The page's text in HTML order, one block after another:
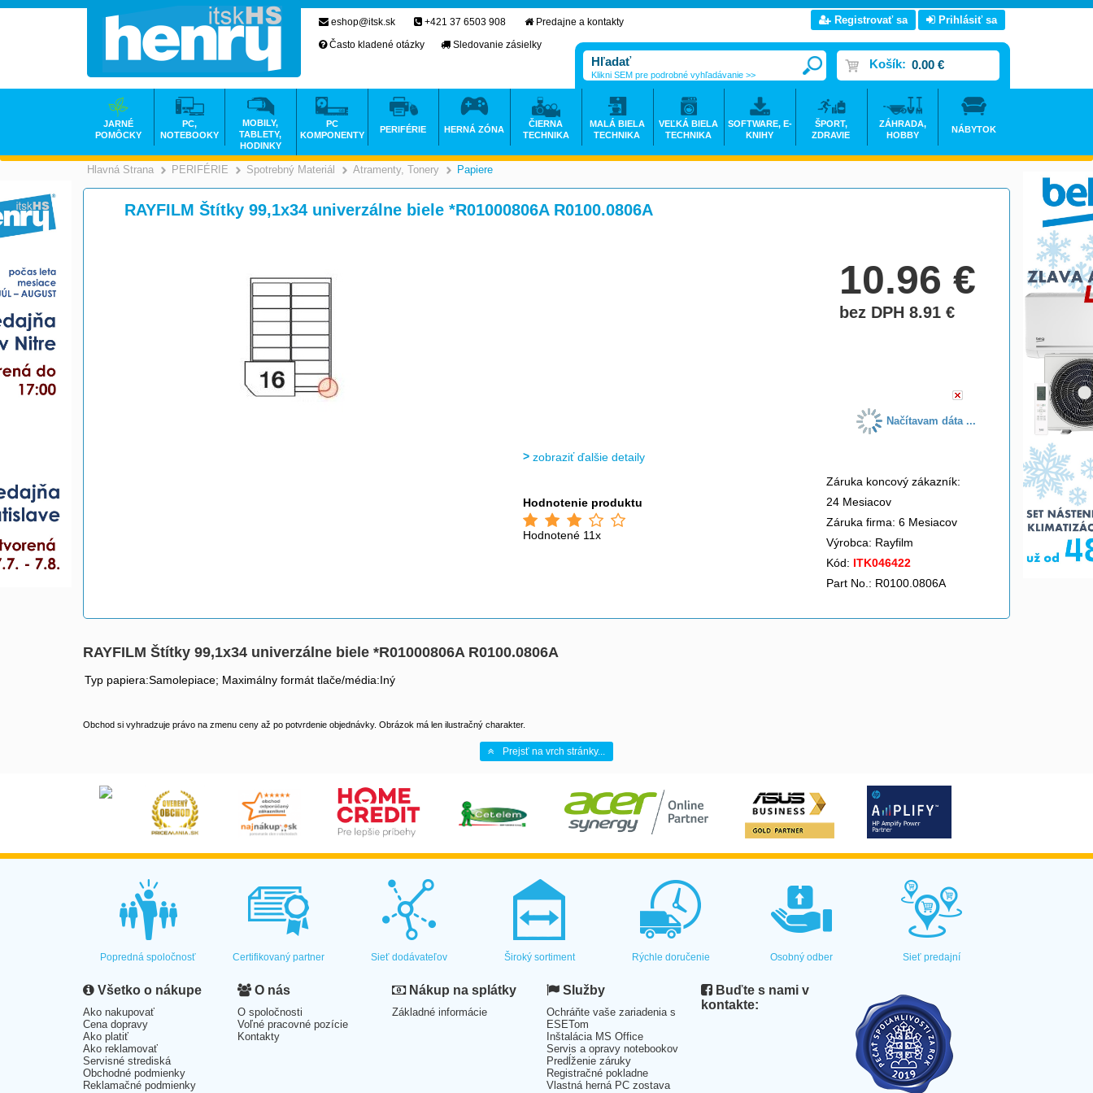
Hlavná Strana >
PERIFÉRIE >
Spotrebný Materiál >
Atramenty, Tonery >
Papiere
RAYFILM Štítky 99,1x34 univerzálne biele *R01000806A R0100.0806A
10.96€
bez DPH 8.91€
Načítavam dáta ...
zobraziť ďalšie detaily
Hodnotenie produktu
Hodnotené 11x
Záruka koncový zákazník:
24 Mesiacov
Záruka firma: 6 Mesiacov
Výrobca: Rayfilm
Kód: ITK046422
Part No.: R0100.0806A
RAYFILM Štítky 99,1x34 univerzálne biele *R01000806A R0100.0806A
Typ papiera:Samolepiace; Maximálny formát tlače/média:Iný
Obchod si vyhradzuje právo na zmenu ceny až po potvrdenie objednávky. Obrázok má len ilustračný charakter.
Prejsť na vrch stránky...
eshop@itsk.sk +421 37 6503 908
Predajne a kontakty
Často kladené otázky
Sledovanie zásielky
Registrovať sa Prihlásiť sa
Košík: 0.00 €
Klikni SEM pre podrobné vyhľadávanie >>
JARNÉ
POMÔCKY
PC,
NOTEBOOKY
MOBILY,
TABLETY,
HODINKY
PC
KOMPONENTY
PERIFÉRIE HERNÁ ZÓNA
ČIERNA
TECHNIKA
MALÁ BIELA
TECHNIKA
VEĽKÁ BIELA
TECHNIKA
SOFTWARE, E-
KNIHY
ŠPORT,
ZDRAVIE
ZÁHRADA,
HOBBY
NÁBYTOK
Popredná spoločnosť Certifikovaný partner Sieť dodávateľov Široký sortiment Rýchle doručenie Osobný odber Sieť predajní
Všetko o nákupe
Ako nakupovať
Cena dopravy
Ako platiť
Ako reklamovať
Servisné strediská
Obchodné podmienky
Reklamačné podmienky
O nás
O spoločnosti
Voľné pracovné pozície
Kontakty
Nákup na splátky
Základné informácie
Služby
Ochráňte vaše zariadenia s
ESETom
Inštalácia MS Office
Servis a opravy notebookov
Predĺženie záruky
Registračné pokladne
Vlastná herná PC zostava
Buďte s nami v
kontakte: